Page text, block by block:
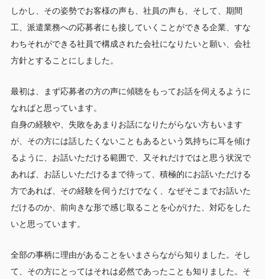
しかし、その姿勢でお客様の声も、社員の声も、そして、期間
工、派遣業務への応募者にも接していくことができる企業、すな
わちそれができる社員で構成された会社になりたいと願い、会社
方針とすることにしました。
最初は、まず応募者の方の声に傾聴をもってお話を伺えるように
なればと思っています。
自身の経験や、失敗をあまりお話になりたがらない方もいます
が、その方には話したくないこともあるという気持ちに耳を傾け
るように、お話いただける範囲で、又それだけではと思う状況で
あれば、お話しいただけるまで待って、積極的にお話いただける
方であれば、その経験を伺うだけでなく、なぜそこまでお話いた
だけるのか、前向きな形で感じ取ることを心がけた、対応をした
いと思っています。
全部の事柄に理由があることをいまさらながら知りました。そし
て、その方にとってはそれは必然であったことも知りました。そ